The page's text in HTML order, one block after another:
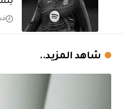
شاهد المزيد..